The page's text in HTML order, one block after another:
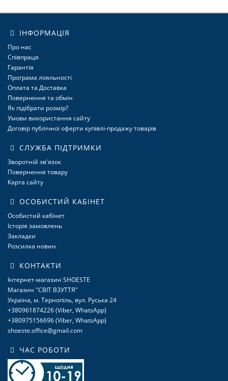
ІНФОРМАЦІЯ
Про нас
Співпраця
Гарантія
Програма лояльності
Оплата та Доставка
Повернення та обмін
Як підібрати розмір?
Умови використання сайту
Договір публічної оферти купівлі-продажу товарів
СЛУЖБА ПІДТРИМКИ
Зворотній зв'язок
Повернення товару
Карта сайту
ОСОБИСТИЙ КАБІНЕТ
Особистий кабінет
Історія замовлень
Закладки
Розсилка новин
КОНТАКТИ
Інтернет-магазин SHOESTE
Магазин "СВІТ ВЗУТТЯ"
Україна, м. Тернопіль, вул. Руська 24
+380961874226 (Viber, WhatsApp)
+380975156696 (Viber, WhatsApp)
shoeste.office@gmail.com
ЧАС РОБОТИ